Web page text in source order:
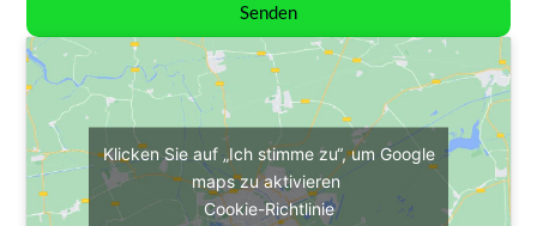
Senden
Klicken Sie auf „Ich stimme zu“, um Google
maps zu aktivieren
Cookie-Richtlinie